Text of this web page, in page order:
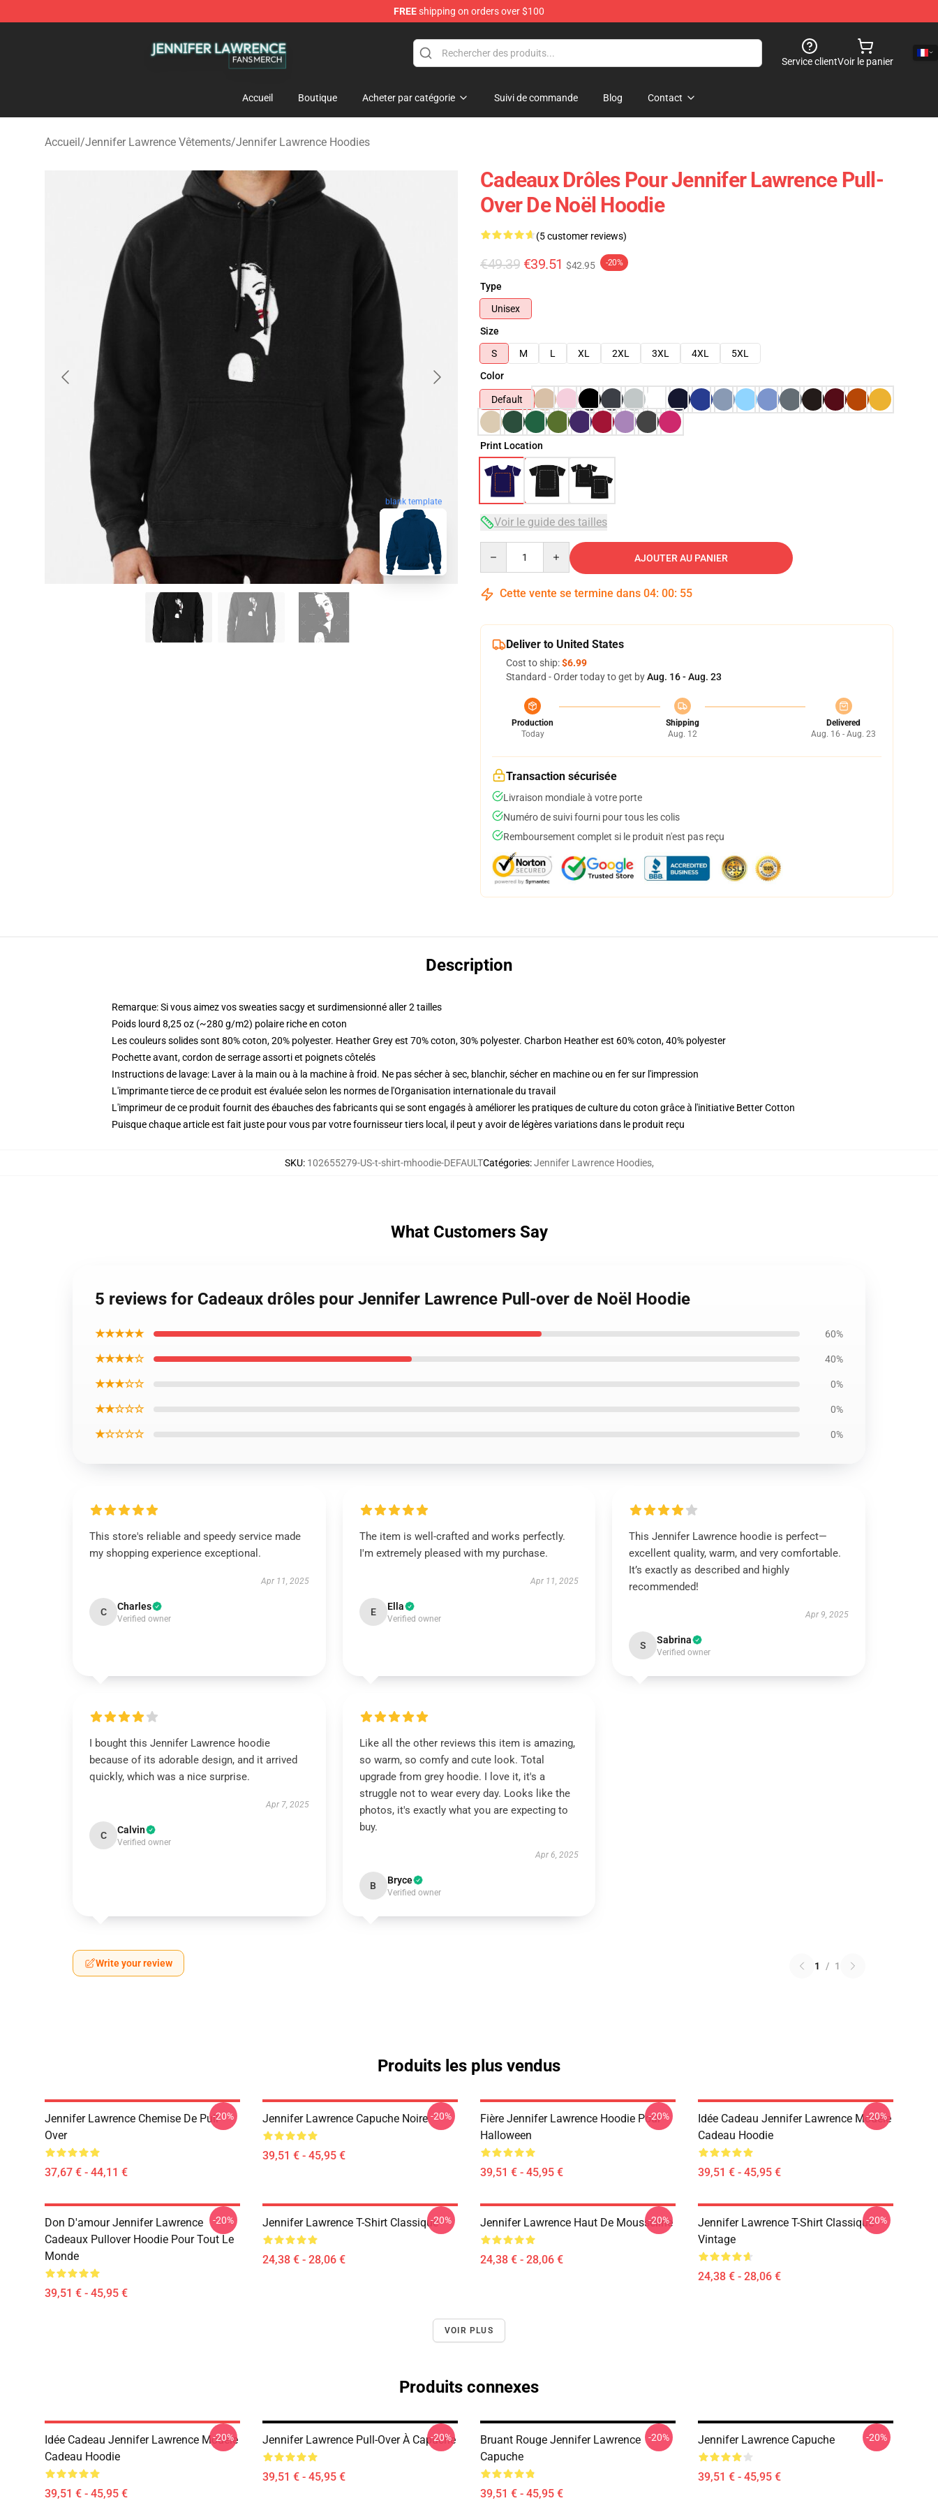
FREEshipping on orders over $100
Service clientVoir le panier
Accueil Boutique Acheter par catégorie Suivi de commande Blog Contact
Accueil/Jennifer Lawrence Vêtements/Jennifer Lawrence Hoodies
blank template
Cadeaux Drôles Pour Jennifer Lawrence Pull-
Over De Noël Hoodie
(5 customer reviews)
€49.39 €39.51 $42.95 -20%
Type
Unisex
Size
S
M L XL 2XL 3XL 4XL
5XL
Color
Default
Print Location
Voir le guide des tailles
AJOUTER AU PANIER
Cette vente se termine dans 04: 00: 54
Deliver to United States
Cost to ship:$6.99
Standard - Order today to get byAug. 16 - Aug. 23
Production
Today
Shipping
Aug. 12
Delivered
Aug. 16 - Aug. 23
Transaction sécurisée
Livraison mondiale à votre porte
Numéro de suivi fourni pour tous les colis
Remboursement complet si le produit n'est pas reçu
Description
Remarque: Si vous aimez vos sweaties sacgy et surdimensionné aller 2 tailles
Poids lourd 8,25 oz (~280 g/m2) polaire riche en coton
Les couleurs solides sont 80% coton, 20% polyester. Heather Grey est 70% coton, 30% polyester. Charbon Heather est 60% coton, 40% polyester
Pochette avant, cordon de serrage assorti et poignets côtelés
Instructions de lavage: Laver à la main ou à la machine à froid. Ne pas sécher à sec, blanchir, sécher en machine ou en fer sur l'impression
L'imprimante tierce de ce produit est évaluée selon les normes de l'Organisation internationale du travail
L'imprimeur de ce produit fournit des ébauches des fabricants qui se sont engagés à améliorer les pratiques de culture du coton grâce à l'initiative Better Cotton
Puisque chaque article est fait juste pour vous par votre fournisseur tiers local, il peut y avoir de légères variations dans le produit reçu
SKU: 102655279-US-t-shirt-mhoodie-DEFAULTCatégories:Jennifer Lawrence Hoodies,
What Customers Say
5 reviews for Cadeaux drôles pour Jennifer Lawrence Pull-over de Noël Hoodie
★★★★★ 60%
★★★★☆ 40%
★★★☆☆ 0%
★★☆☆☆ 0%
★☆☆☆☆ 0%
This store's reliable and speedy service made
my shopping experience exceptional.
Apr 11, 2025
C Charles
Verified owner
The item is well-crafted and works perfectly.
I'm extremely pleased with my purchase.
Apr 11, 2025
E Ella
Verified owner
This Jennifer Lawrence hoodie is perfect—
excellent quality, warm, and very comfortable.
It’s exactly as described and highly
recommended!
Apr 9, 2025
S Sabrina
Verified owner
I bought this Jennifer Lawrence hoodie
because of its adorable design, and it arrived
quickly, which was a nice surprise.
Apr 7, 2025
C Calvin
Verified owner
Like all the other reviews this item is amazing,
so warm, so comfy and cute look. Total
upgrade from grey hoodie. I love it, it's a
struggle not to wear every day. Looks like the
photos, it's exactly what you are expecting to
buy.
Apr 6, 2025
B Bryce
Verified owner
Write your review 1 / 1
Produits les plus vendus
Jennifer Lawrence Chemise De Pull-
Over
37,67 € - 44,11 €
-20% Jennifer Lawrence Capuche Noire
39,51 € - 45,95 €
-20%
Fière Jennifer Lawrence Hoodie Pour
Halloween
39,51 € - 45,95 €
-20%
Idée Cadeau Jennifer Lawrence Modèle
Cadeau Hoodie
39,51 € - 45,95 €
-20%
Don D'amour Jennifer Lawrence
Cadeaux Pullover Hoodie Pour Tout Le
Monde
39,51 € - 45,95 €
-20% Jennifer Lawrence T-Shirt Classique
24,38 € - 28,06 €
-20% Jennifer Lawrence Haut De Mousseline
24,38 € - 28,06 €
-20%
Jennifer Lawrence T-Shirt Classique
Vintage
24,38 € - 28,06 €
-20%
VOIR PLUS
Produits connexes
Idée Cadeau Jennifer Lawrence Modèle
Cadeau Hoodie
39,51 € - 45,95 €
-20% Jennifer Lawrence Pull-Over À Capuche
39,51 € - 45,95 €
-20%
Bruant Rouge Jennifer Lawrence
Capuche
39,51 € - 45,95 €
-20% Jennifer Lawrence Capuche
39,51 € - 45,95 €
-20%